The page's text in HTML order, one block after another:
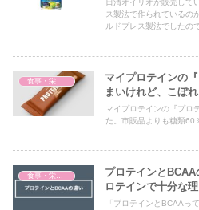
日清オイリオが販売して
ス製法で作られているの
ルドプレス製法でしたの
食事・栄養・サプリ
マイプロテインの
まいけれど、こぼれ
マイプロテインの『プロ
た。市販品よりも糖類60
食事・栄養・サプリ
プロテインと
ロテインで十分な
「プロテインとBCAAっ